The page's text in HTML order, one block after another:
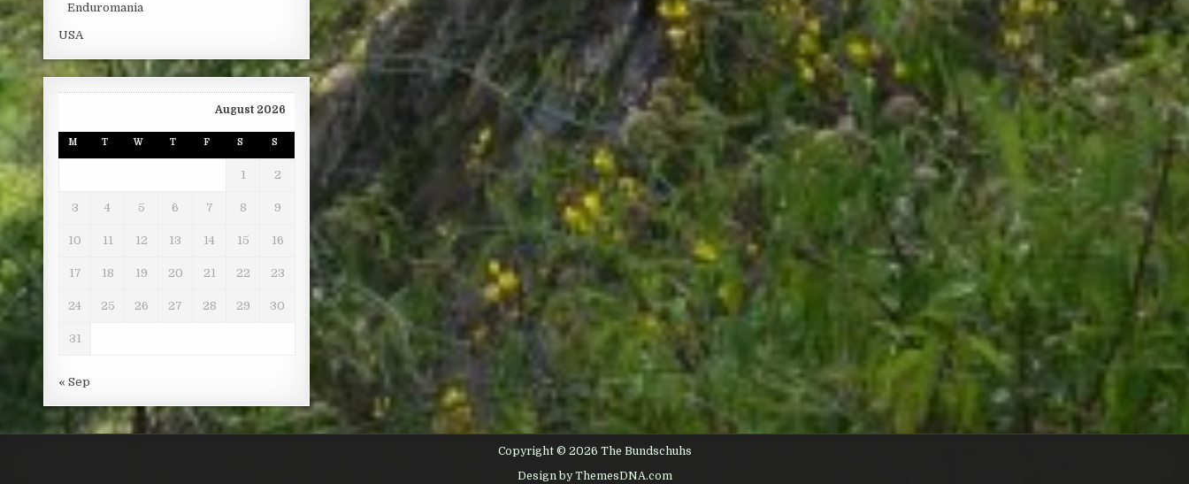
Enduromania
USA
August 2026
M T W T F S S
1 2
3 4 5 6 7 8 9
10 11 12 13 14 15 16
17 18 19 20 21 22 23
24 25 26 27 28 29 30
31
« Sep
Copyright © 2026 The Bundschuhs
Design by ThemesDNA.com